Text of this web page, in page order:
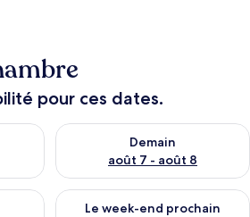
pour ces dates.
ce soir août 6 - août 7
Demain
août 7 - août 8
Vérifier la disponibilité pour
ce week-end août 7 - août 9
Le week-end prochain
Vérifier la disponibilité pour